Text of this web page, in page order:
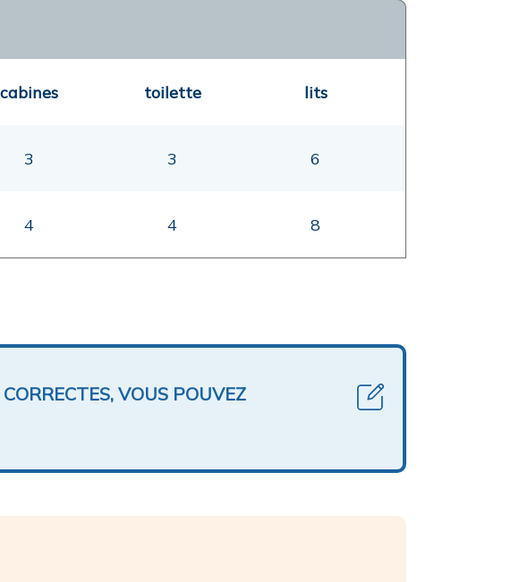
cabines toilette lits
3 3 6
4 4 8
VOUS POUVEZ